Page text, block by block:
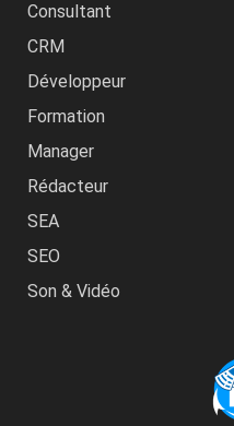
Consultant
CRM
Développeur
Formation
Manager
Rédacteur
SEA
SEO
Son & Vidéo